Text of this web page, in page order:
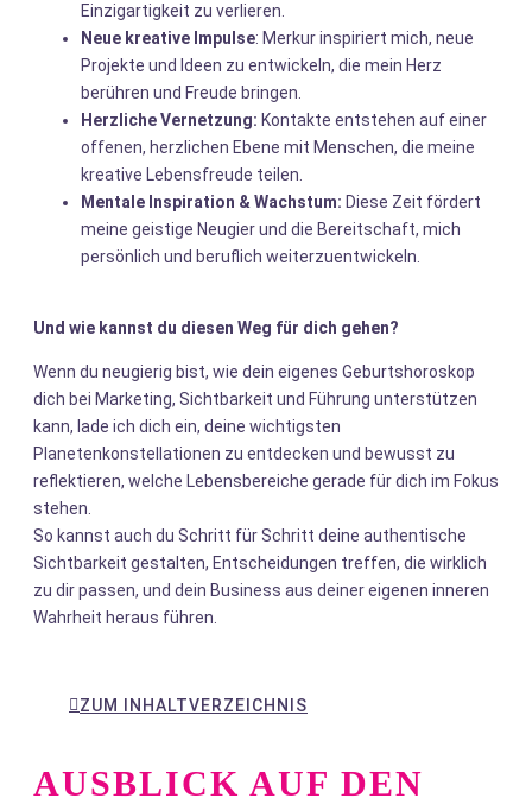
Einzigartigkeit zu verlieren.
Neue kreative Impulse: Merkur inspiriert mich, neue
Projekte und Ideen zu entwickeln, die mein Herz
berühren und Freude bringen.
Herzliche Vernetzung: Kontakte entstehen auf einer
offenen, herzlichen Ebene mit Menschen, die meine
kreative Lebensfreude teilen.
Mentale Inspiration & Wachstum: Diese Zeit fördert
meine geistige Neugier und die Bereitschaft, mich
persönlich und beruflich weiterzuentwickeln.
Und wie kannst du diesen Weg für dich gehen?
Wenn du neugierig bist, wie dein eigenes Geburtshoroskop
dich bei Marketing, Sichtbarkeit und Führung unterstützen
kann, lade ich dich ein, deine wichtigsten
Planetenkonstellationen zu entdecken und bewusst zu
reflektieren, welche Lebensbereiche gerade für dich im Fokus
stehen.
So kannst auch du Schritt für Schritt deine authentische
Sichtbarkeit gestalten, Entscheidungen treffen, die wirklich
zu dir passen, und dein Business aus deiner eigenen inneren
Wahrheit heraus führen.
ZUM INHALTVERZEICHNIS
AUSBLICK AUF DEN